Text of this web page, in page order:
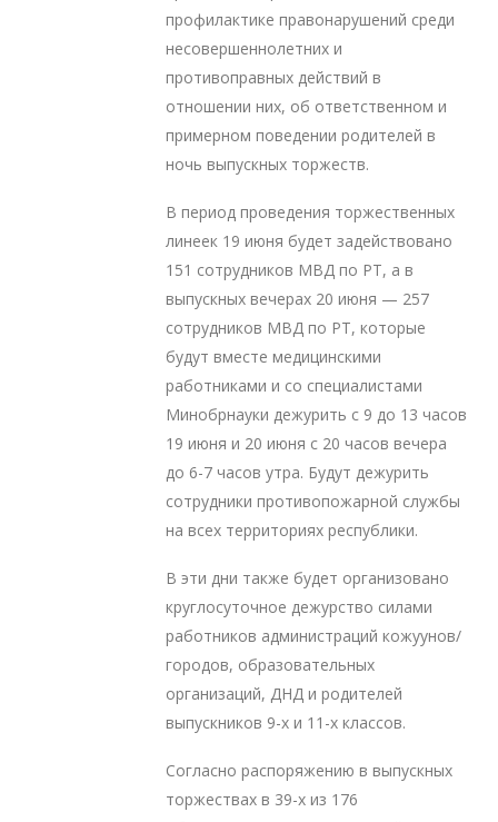
профилактике правонарушений среди
несовершеннолетних и
противоправных действий в
отношении них, об ответственном и
примерном поведении родителей в
ночь выпускных торжеств.
В период проведения торжественных
линеек 19 июня будет задействовано
151 сотрудников МВД по РТ, а в
выпускных вечерах 20 июня — 257
сотрудников МВД по РТ, которые
будут вместе медицинскими
работниками и со специалистами
Минобрнауки дежурить с 9 до 13 часов
19 июня и 20 июня с 20 часов вечера
до 6-7 часов утра. Будут дежурить
сотрудники противопожарной службы
на всех территориях республики.
В эти дни также будет организовано
круглосуточное дежурство силами
работников администраций кожуунов/
городов, образовательных
организаций, ДНД и родителей
выпускников 9-х и 11-х классов.
Согласно распоряжению в выпускных
торжествах в 39-х из 176